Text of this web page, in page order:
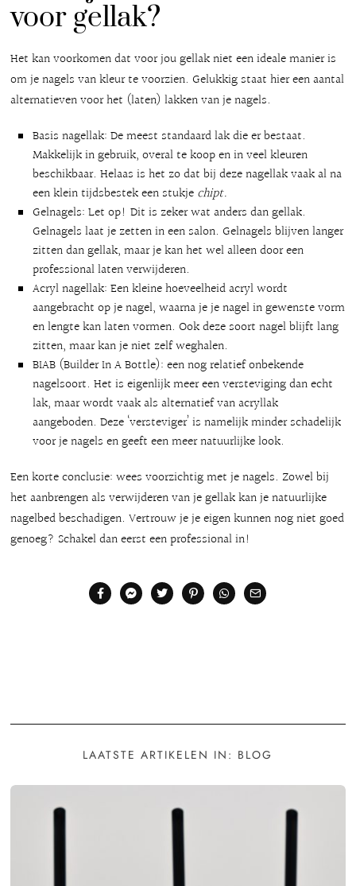
voor gellak?
Het kan voorkomen dat voor jou gellak niet een ideale manier is
om je nagels van kleur te voorzien. Gelukkig staat hier een aantal
alternatieven voor het (laten) lakken van je nagels.
Basis nagellak: De meest standaard lak die er bestaat.
Makkelijk in gebruik, overal te koop en in veel kleuren
beschikbaar. Helaas is het zo dat bij deze nagellak vaak al na
een klein tijdsbestek een stukje chipt.
Gelnagels:Let op! Dit is zeker wat anders dan gellak.
Gelnagels laat je zetten in een salon. Gelnagels blijven langer
zitten dan gellak, maar je kan het wel alleen door een
professional laten verwijderen.
Acryl nagellak: Een kleine hoeveelheid acryl wordt
aangebracht op je nagel, waarna je je nagel in gewenste vorm
en lengte kan laten vormen. Ook deze soort nagel blijft lang
zitten, maar kan je niet zelf weghalen.
BIAB (Builder In A Bottle): een nog relatief onbekende
nagelsoort. Het is eigenlijk meer een versteviging dan echt
lak, maar wordt vaak als alternatief van acryllak
aangeboden. Deze ‘versteviger’ is namelijk minder schadelijk
voor je nagels en geeft een meer natuurlijke look.
Een korte conclusie: wees voorzichtig met je nagels. Zowel bij
het aanbrengen als verwijderen van je gellak kan je natuurlijke
nagelbed beschadigen. Vertrouw je je eigen kunnen nog niet goed
genoeg? Schakel dan eerst een professional in!
LAATSTE ARTIKELEN IN: BLOG